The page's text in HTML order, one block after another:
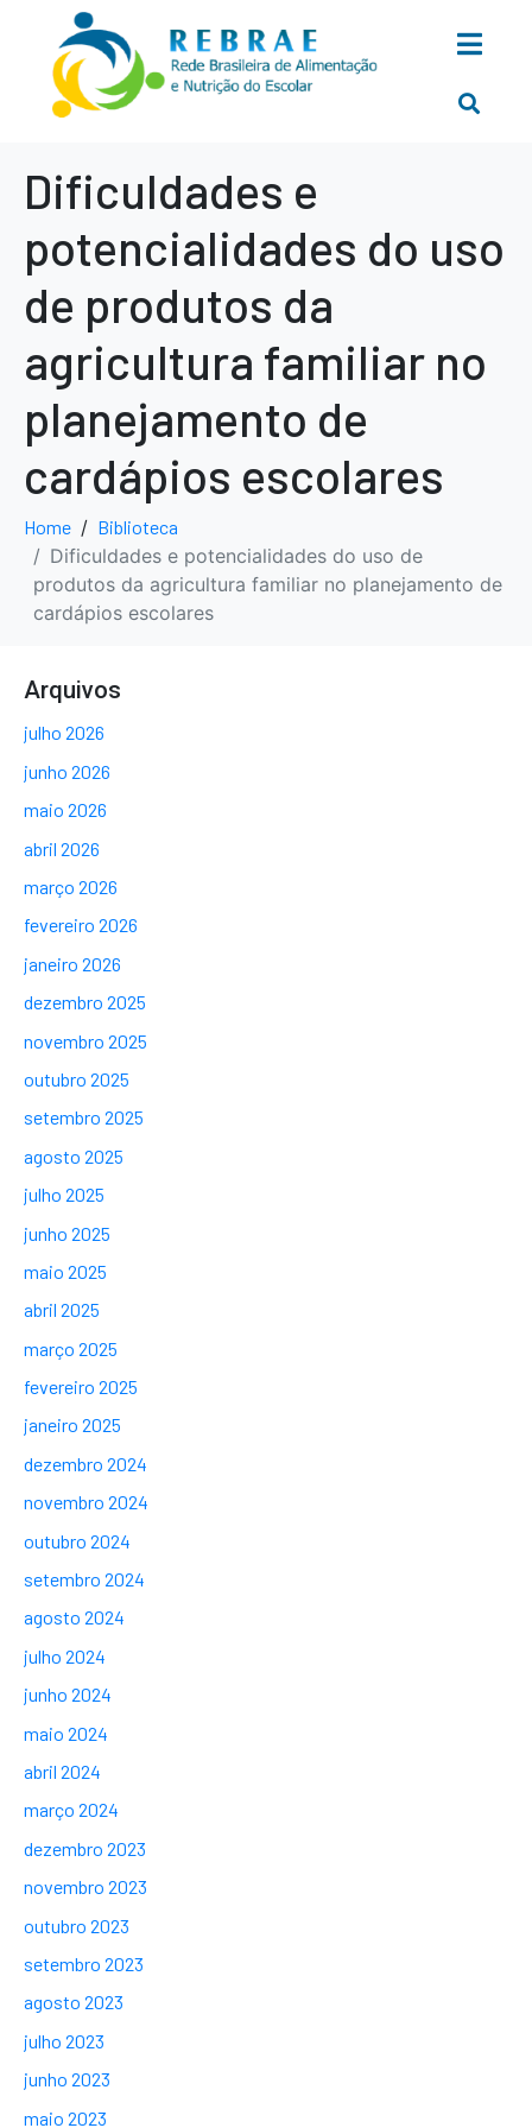
Dificuldades e
potencialidades do uso
de produtos da
agricultura familiar no
planejamento de
cardápios escolares
Home Biblioteca
Dificuldades e potencialidades do uso de
produtos da agricultura familiar no planejamento de
cardápios escolares
Arquivos
julho 2026
junho 2026
maio 2026
abril 2026
março 2026
fevereiro 2026
janeiro 2026
dezembro 2025
novembro 2025
outubro 2025
setembro 2025
agosto 2025
julho 2025
junho 2025
maio 2025
abril 2025
março 2025
fevereiro 2025
janeiro 2025
dezembro 2024
novembro 2024
outubro 2024
setembro 2024
agosto 2024
julho 2024
junho 2024
maio 2024
abril 2024
março 2024
dezembro 2023
novembro 2023
outubro 2023
setembro 2023
agosto 2023
julho 2023
junho 2023
maio 2023